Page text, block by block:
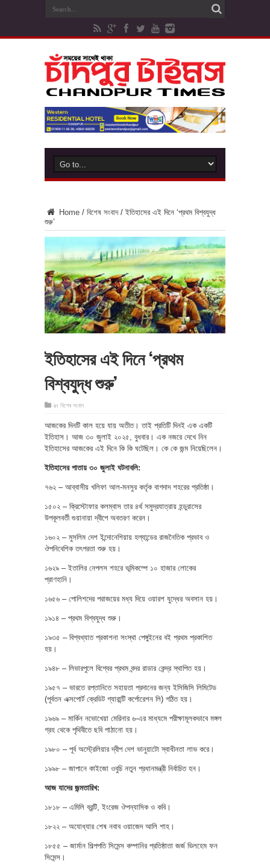
Home / বিশেষ সংবাদ / ইতিহাসের এই দিনে ‘প্রথম বিশ্বযুদ্ধ
শুরু’
ইতিহাসের এই দিনে ‘প্রথম
বিশ্বযুদ্ধ শুরু’
in বিশেষ সংবাদ
আজকের দিনটি কাল হয়ে যায় অতীত। তাই প্রতিটি দিনই এক একটি
ইতিহাস। আজ ৩০ জুলাই ২০২৫, বুধবার। এক নজরে দেখে নিন
ইতিহাসের আজকের এই দিনে কি কি ঘটেছিল। কে কে জন্ম নিয়েছিলেন।
ইতিহাসের পাতায় ৩০ জুলাই ঘটনাবলি:
৭৬২ – আব্বাসীয় খলিফা আল-মনসুর কর্তৃক বাগদাদ শহরের প্রতিষ্ঠা।
১৫০২ – ক্রিস্টোফার কলম্বাস তার ৪র্থ সমুদ্রযাত্রায় হন্ডুরাসের
উপকূলবর্তী গুয়ানায়া দ্বীপে অবতরণ করেন।
১৬০২ – মুসলিম দেশ ইন্দোনেশিয়ায় হল্যান্ডের রাজনৈতিক প্রভাব ও
ঔপনিবেশিক তৎপরতা শুরু হয়।
১৬২৯ – ইতালির নেপলস শহরে ভূমিকম্পে ১০ হাজার লোকের
প্রাণহানি।
১৬৫৬ – পোলিশদের পরাজয়ের মধ্য দিয়ে ওয়ারশ যুদ্ধের অবসান হয়।
১৯১৪ – প্রথম বিশ্বযুদ্ধ শুরু।
১৯৩৫ – বিশ্বখ্যাত প্রকাশনা সংস্থা পেঙ্গুইনের বই প্রথম প্রকাশিত
হয়।
১৯৪৮ – লিভারপুলে বিশ্বের প্রথম বন্দর রাডার কেন্দ্র স্থাপিত হয়।
১৯৫৭ – ভারতে রপ্তানিতে সহায়তা প্রদানের জন্য ইসিজিসি লিমিটেড
(পূর্বতন এক্সপোর্ট ক্রেডিট গ্যারান্টি কর্পোরেশন লি) গঠিত হয়।
১৯৬৯ – মার্কিন নভোখেয়া মেরিনার ৬-এর মাধ্যমে পরীক্ষামূলকভাবে মঙ্গল
গ্রহ থেকে পৃথিবীতে ছবি পাঠানো হয়।
১৯৮০ – পূর্ব অস্ট্রেলিয়ার দ্বীপ দেশ ভানুয়াটো স্বাধীনতা লাভ করে।
১৯৯৮ – জাপানে কাইজো ওবুচি নতুন প্রধানমন্ত্রী নির্বাচিত হন।
আজ যাদের জন্মতারিখ:
১৮১৮ – এমিলি ব্রন্টি, ইংরেজ ঔপন্যাসিক ও কবি।
১৮২২ – অযোধ্যার শেষ নবাব ওয়াজেদ আলি শাহ।
১৮৫৫ – জার্মান শিল্পপতি সিমেন্স কম্পানির প্রতিষ্ঠাতা জর্জ ভিলহেম ফন
সিমেন্স।